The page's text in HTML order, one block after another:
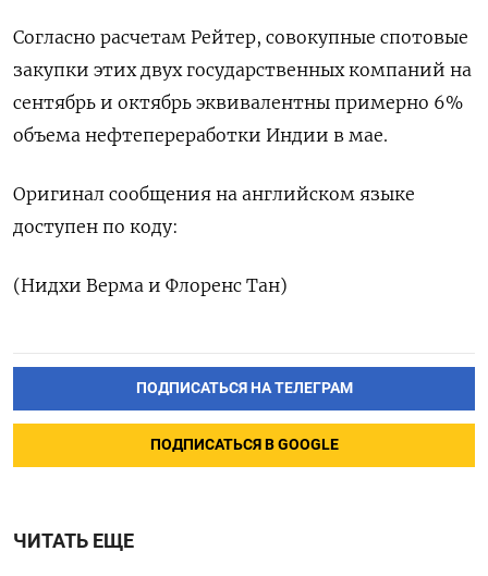
Согласно расчетам Рейтер, совокупные спотовые
закупки этих двух государственных компаний на
сентябрь и октябрь эквивалентны примерно 6%
объема нефтепереработки Индии в мае.
Оригинал сообщения на английском языке
доступен по коду:
(Нидхи Верма и Флоренс Тан)
ПОДПИСАТЬСЯ НА ТЕЛЕГРАМ
ПОДПИСАТЬСЯ В GOOGLE
ЧИТАТЬ ЕЩЕ